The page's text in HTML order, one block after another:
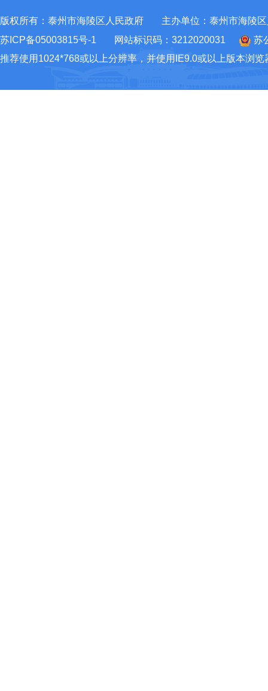
版权所有：泰州市海陵区人民政府
主办单位：泰州市海陵
苏ICP备05003815号-1
网站标识码：3212020031
苏
推荐使用1024*768或以上分辨率，并使用IE9.0或以上版本浏览